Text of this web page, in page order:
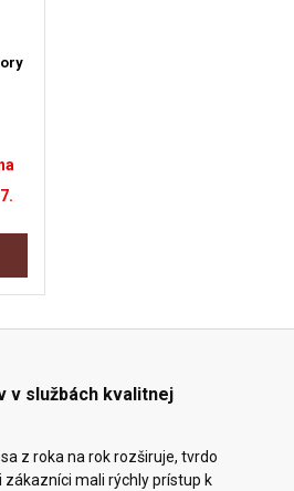
v službách kvalitnej
z roka na rok rozširuje, tvrdo
zákazníci mali rýchly prístup k